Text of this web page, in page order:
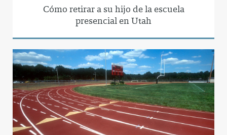
Cómo retirar a su hijo de la escuela
presencial en Utah